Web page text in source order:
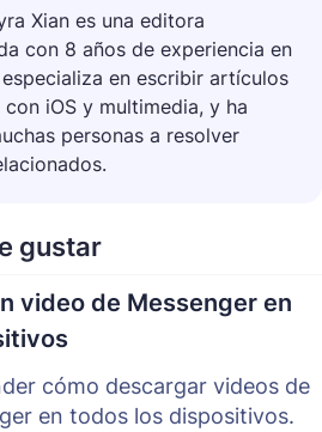
Xian es una editora
con 8 años de experiencia en
en escribir artículos
iOS y multimedia, y ha
personas a resolver
gustar
video de Messenger en
cómo descargar videos de
en todos los dispositivos.